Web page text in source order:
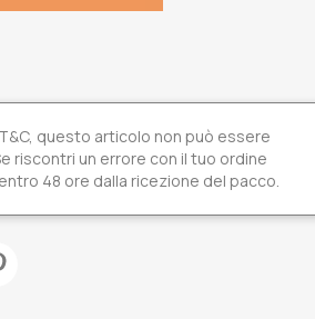
questo articolo non può essere
riscontri un errore con il tuo ordine
48 ore dalla ricezione del pacco.